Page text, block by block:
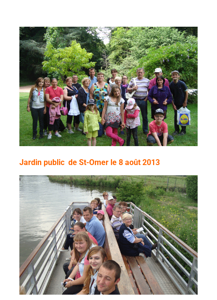
Jardin public de St-Omer le 8 août 2013